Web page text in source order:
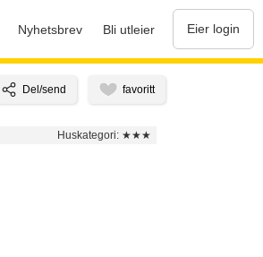
Nyhetsbrev Bli utleier Eier login
Huskategori: ★★★